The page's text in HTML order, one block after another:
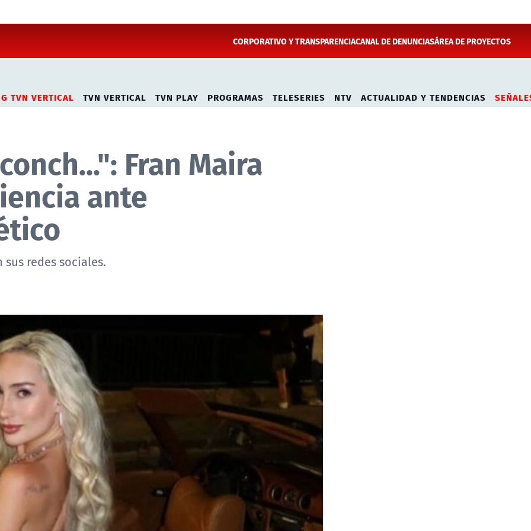
CORPORATIVO Y TRANSPARENCIACANAL DE DENUNCIASÁREA DE PROYECTOS
TVN VERTICAL TVN VERTICAL TVN PLAY PROGRAMAS TELESERIES NTV ACTUALIDAD Y TENDENCIAS
Fran Maira
ante
redes sociales.